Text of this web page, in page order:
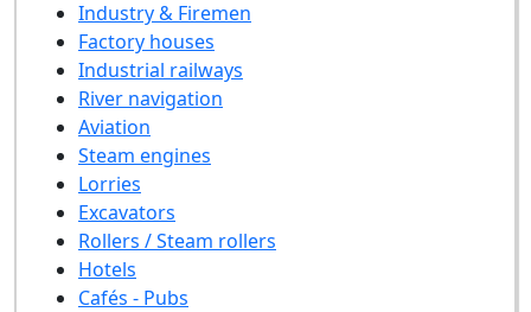
Industry & Firemen
Factory houses
Industrial railways
River navigation
Aviation
Steam engines
Lorries
Excavators
Rollers / Steam rollers
Hotels
Cafés - Pubs